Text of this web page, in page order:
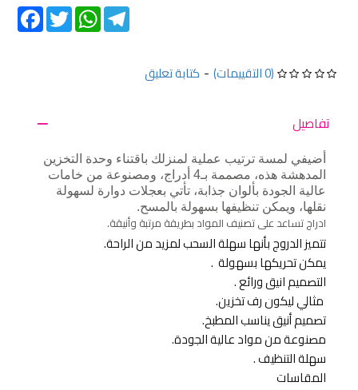
(0 التقييمات) - كتابة تعليق
Twitter
WhatsAppTelegram
تفاصيل
أضيفي لمسة ترتيب عملية لمنزلك باقتناء وحدة التخزين
المدهشة هذه، مصممة بـ4 أدراج، ومصنوعة من خامات
عالية الجودة بألوان جذابة، تأتي بعجلات دوارة لسهولة
نقلها، ويمكن تنظيفها بسهولة بالمسح.
ادراج تساعد على تصنيف المواد بطريقة مرتبة وأنيقة.
تتميز الدروج بأنها سهلة السحب لمزيد من الراحة.
يمكن تحريكها بسهولة .
التصميم انيق ورائع .
مثالي ليكون رف تخزين.
تصميم أنيق يناسب المطبخ.
مصنوعة من مواد عالية الجودة.
سهلة التنظيف .
المقاسات